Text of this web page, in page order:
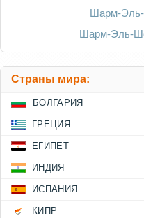
Шарм-
Шарм-Эль-
Страны мира:
БОЛГАРИЯ
ГРЕЦИЯ
ЕГИПЕТ
ИНДИЯ
ИСПАНИЯ
КИПР